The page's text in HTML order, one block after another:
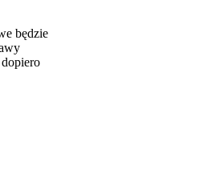
będzie